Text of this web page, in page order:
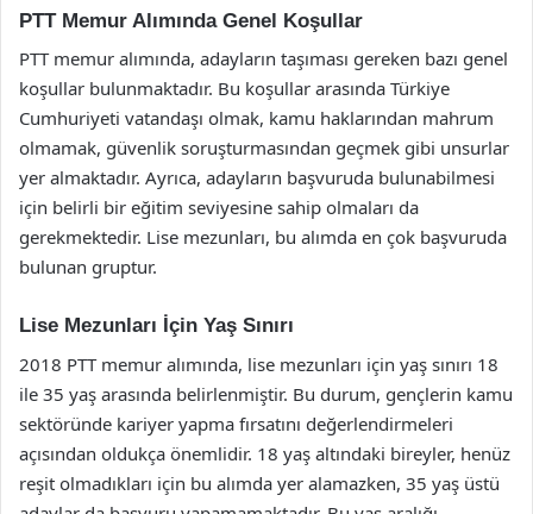
PTT Memur Alımında Genel Koşullar
PTT memur alımında, adayların taşıması gereken bazı genel
koşullar bulunmaktadır. Bu koşullar arasında Türkiye
Cumhuriyeti vatandaşı olmak, kamu haklarından mahrum
olmamak, güvenlik soruşturmasından geçmek gibi unsurlar
yer almaktadır. Ayrıca, adayların başvuruda bulunabilmesi
için belirli bir eğitim seviyesine sahip olmaları da
gerekmektedir. Lise mezunları, bu alımda en çok başvuruda
bulunan gruptur.
Lise Mezunları İçin Yaş Sınırı
2018 PTT memur alımında, lise mezunları için yaş sınırı 18
ile 35 yaş arasında belirlenmiştir. Bu durum, gençlerin kamu
sektöründe kariyer yapma fırsatını değerlendirmeleri
açısından oldukça önemlidir. 18 yaş altındaki bireyler, henüz
reşit olmadıkları için bu alımda yer alamazken, 35 yaş üstü